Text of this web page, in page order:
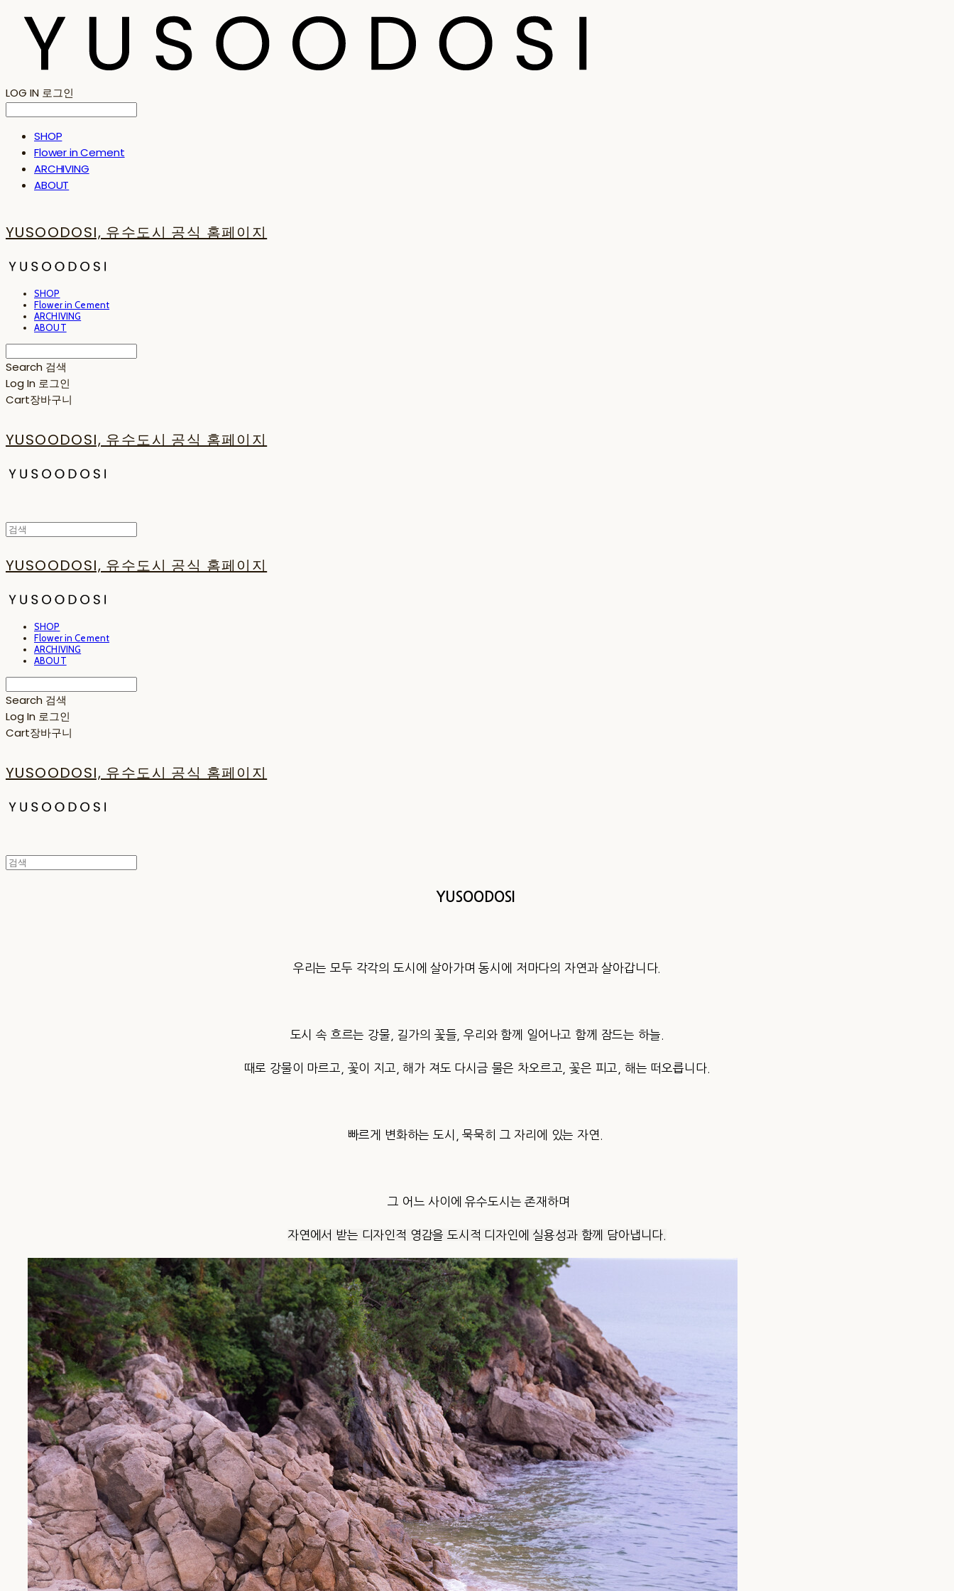
LOG IN 로그인
SHOP
Flower in Cement
ARCHIVING
ABOUT
YUSOODOSI, 유수도시 공식 홈페이지
SHOP
Flower in Cement
ARCHIVING
ABOUT
Search 검색
Log In 로그인
Cart장바구니
YUSOODOSI, 유수도시 공식 홈페이지
YUSOODOSI, 유수도시 공식 홈페이지
SHOP
Flower in Cement
ARCHIVING
ABOUT
Search 검색
Log In 로그인
Cart장바구니
YUSOODOSI, 유수도시 공식 홈페이지
YUSOODOSI
우리는 모두 각각의 도시에 살아가며 동시에 저마다의 자연과 살아갑니다.
도시 속 흐르는 강물, 길가의 꽃들, 우리와 함께 일어나고 함께 잠드는 하늘.
때로 강물이 마르고, 꽃이 지고, 해가 져도 다시금 물은 차오르고, 꽃은 피고, 해는 떠오릅니다.
빠르게 변화하는 도시, 묵묵히 그 자리에 있는 자연.
그 어느 사이에 유수도시는 존재하며
자연에서 받는 디자인적 영감을 도시적 디자인에 실용성과 함께 담아냅니다.